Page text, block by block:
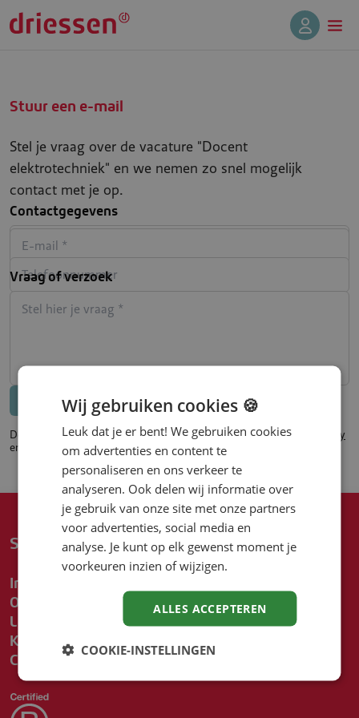
Stuur een e-mail
Stel je vraag over de vacature "Docent
elektrotechniek" en we nemen zo snel mogelijk
contact met je op.
Contactgegevens
Vraag of verzoek
Bericht versturen Annuleren
Deze pagina wordt beschermd door reCAPTCHA en dePrivacy Policy
en
Voorwaardenvan Google zijn van toepassing.
Snel naar
Inschrijven
Over Driessen
Locaties
Kennisbank
Contact
Wij gebruiken cookies 🍪
Leuk dat je er bent! We gebruiken cookies
om advertenties en content te
personaliseren en ons verkeer te
analyseren. Ook delen wij informatie over
je gebruik van onze site met onze partners
voor advertenties, social media en
analyse. Je kunt op elk gewenst moment je
voorkeuren inzien of wijzigen.
ALLES ACCEPTEREN
COOKIE-INSTELLINGEN